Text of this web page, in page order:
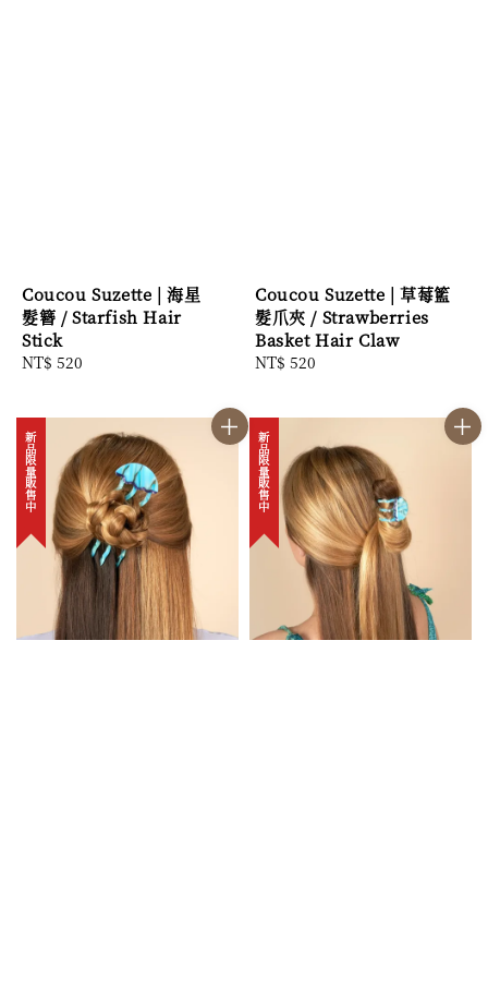
Coucou Suzette | 海星
髮簪 / Starfish Hair
Stick
Regular
NT$ 520
Coucou Suzette | 草莓籃
髮爪夾 / Strawberries
Basket Hair Claw
Regular
NT$ 520
新品限量販售中 新品限量販售中